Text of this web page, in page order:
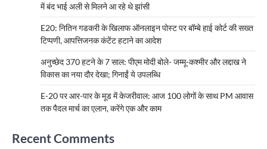
में बंद भाई अली से मिलने आ रहे थे झांसी
E20: नितिन गडकरी के खिलाफ ऑनलाइन पोस्ट पर बॉम्बे हाई कोर्ट की सख्त
टिप्पणी, आपत्तिजनक कंटेंट हटाने का आदेश
अनुच्छेद 370 हटने के 7 साल: पीएम मोदी बोले- जम्मू-कश्मीर और लद्दाख ने
विकास का नया दौर देखा; गिनाईं ये उपलब्धि
E-20 पर आर-पार के मूड में केजरीवाल: आज 100 लोगों के साथ PM आवास
तक पैदल मार्च का एलान, करेंगे एक और काम
Recent Comments